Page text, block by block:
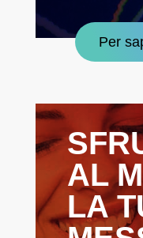
Per
AL
LA